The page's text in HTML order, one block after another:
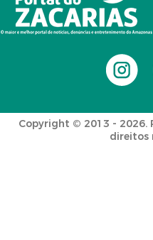
Copyright © 2013 - 2026.
direitos